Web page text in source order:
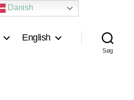
English
Søg
Danish